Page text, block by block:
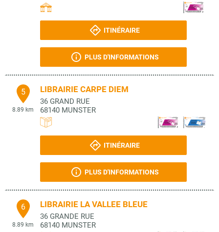
ITINÉRAIRE
PLUS D'INFORMATIONS
5
8.89 km
LIBRAIRIE CARPE DIEM
36 GRAND RUE
68140 MUNSTER
ITINÉRAIRE
PLUS D'INFORMATIONS
6
8.89 km
LIBRAIRIE LA VALLEE BLEUE
36 GRANDE RUE
68140 MUNSTER